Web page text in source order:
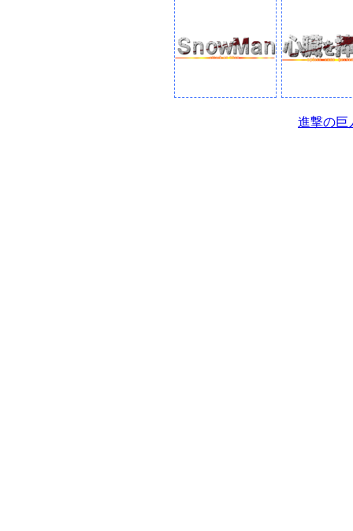
進撃の巨